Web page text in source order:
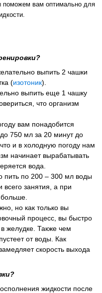
поможем вам оптимально для
выпить 2 чашки
(изотоник).
выпить еще 1 чашку
что организм
вам понадобится
750 мл за 20 минут до
и в холодную погоду нам
начинает вырабатывать
вода.
пить по 200 – 300 мл воды
занятия, а при
но как только вы
процесс, вы быстро
желудке. Также чем
от воды. Как
скорость выхода
жидкости после